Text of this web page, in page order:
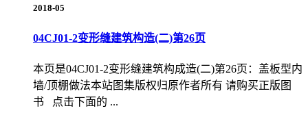
2018-05
04CJ01-2变形缝建筑构造(二)第26页
本页是04CJ01-2变形缝建筑构成造(二)第26页：盖板型内
墙/顶棚做法本站图集版权归原作者所有 请购买正版图
书 点击下面的 ...